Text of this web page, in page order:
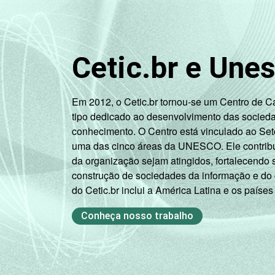
Cetic.br e
Em 2012, o Cetic.br tornou-se um Centro de
tipo dedicado ao desenvolvimento das
conhecimento. O Centro está vinculado ao
uma das cinco áreas da UNESCO. Ele
da organização sejam atingidos, fortalecendo
construção de sociedades da informação e
do Cetic.br inclui a América Latina e os
Conheça nosso trabalho